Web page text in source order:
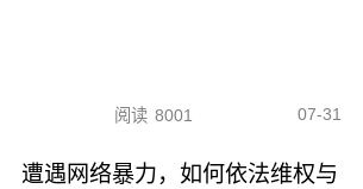
阅读 8001 07-31
遭遇网络暴力，如何依法维权与